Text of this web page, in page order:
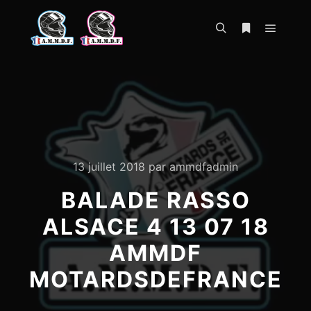
13 juillet 2018 parammdfadmin
BALADE RASSO
ALSACE 4 13 07 18
AMMDF
MOTARDSDEFRANCE